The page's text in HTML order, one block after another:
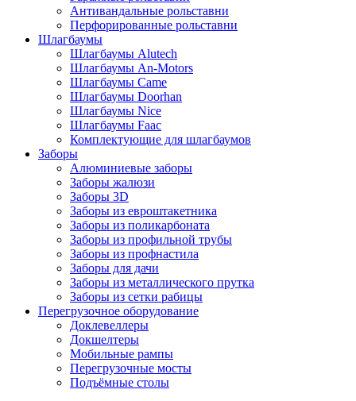
Антивандальные рольставни
Перфорированные рольставни
Шлагбаумы
Шлагбаумы Alutech
Шлагбаумы An-Motors
Шлагбаумы Came
Шлагбаумы Doorhan
Шлагбаумы Nice
Шлагбаумы Faac
Комплектующие для шлагбаумов
Заборы
Алюминиевые заборы
Заборы жалюзи
Заборы 3D
Заборы из евроштакетника
Заборы из поликарбоната
Заборы из профильной трубы
Заборы из профнастила
Заборы для дачи
Заборы из металлического прутка
Заборы из сетки рабицы
Перегрузочное оборудование
Доклевеллеры
Докшелтеры
Мобильные рампы
Перегрузочные мосты
Подъёмные столы